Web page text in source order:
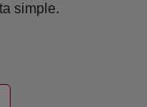
simple.
nueva